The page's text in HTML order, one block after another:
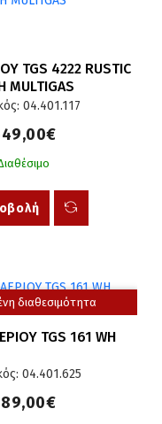
TGS 4222 RUSTIC
MULTIGAS
04.401.117
διαθεσιμότητα
TGS 161 WH
04.401.625